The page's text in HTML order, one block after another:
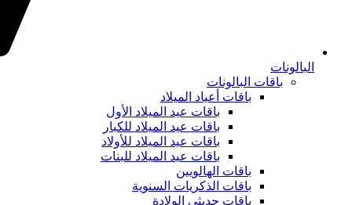
البالونات
باقات البالونات
باقات أعياد الميلاد
باقات عيد الميلاد الأول
باقات عيد الميلاد للكبار
باقات عيد الميلاد للأولاد
باقات عيد الميلاد للبنات
باقات الهالويين
باقات الذكريات السنوية
باقات حديثي الولادة